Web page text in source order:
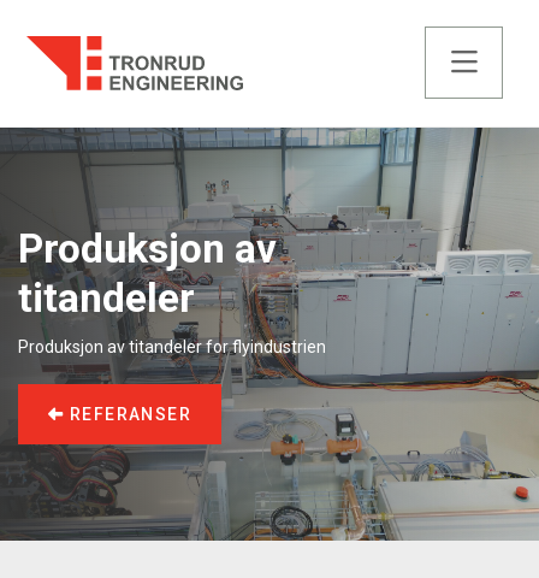
Produksjon av
titandeler
Produksjon av titandeler for flyindustrien
REFERANSER